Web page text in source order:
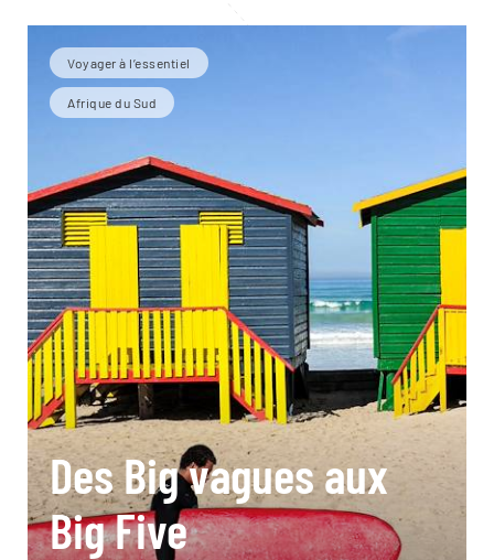
Voyager à l’essentiel
Afrique du Sud
Des Big vagues aux
Big Five